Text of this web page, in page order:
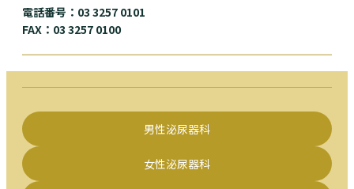
電話番号：03 3257 0101
FAX：03 3257 0100
男性泌尿器科
女性泌尿器科